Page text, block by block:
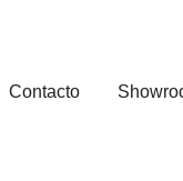
Contacto